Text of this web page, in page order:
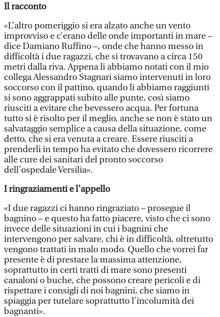
Il racconto
«L’altro pomeriggio si era alzato anche un vento
improvviso e c’erano delle onde importanti in mare –
dice Damiano Ruffino –, onde che hanno messo in
difficoltà i due ragazzi, che si trovavano a circa 150
metri dalla riva. Appena li abbiamo notati con il mio
collega Alessandro Stagnari siamo intervenuti in loro
soccorso con il pattino, quando li abbiamo raggiunti
si sono aggrappati subito alle punte, così siamo
riusciti a evitare che bevessero acqua. Per fortuna
tutto si è risolto per il meglio, anche se non è stato un
salvataggio semplice a causa della situazione, come
detto, che si era venuta a creare. Essere riusciti a
prenderli in tempo ha evitato che dovessero ricorrere
alle cure dei sanitari del pronto soccorso
dell’ospedale Versilia».
I ringraziamenti e l’appello
«I due ragazzi ci hanno ringraziato – prosegue il
bagnino – e questo ha fatto piacere, visto che ci sono
invece delle situazioni in cui i bagnini che
intervengono per salvare, chi è in difficoltà, oltretutto
vengono trattati in malo modo. Quello che vorrei far
presente è di prestare la massima attenzione,
soprattutto in certi tratti di mare sono presenti
canaloni o buche, che possono creare pericoli e di
rispettare i consigli di noi bagnini, che siamo in
spiaggia per tutelare soprattutto l’incolumità dei
bagnanti».